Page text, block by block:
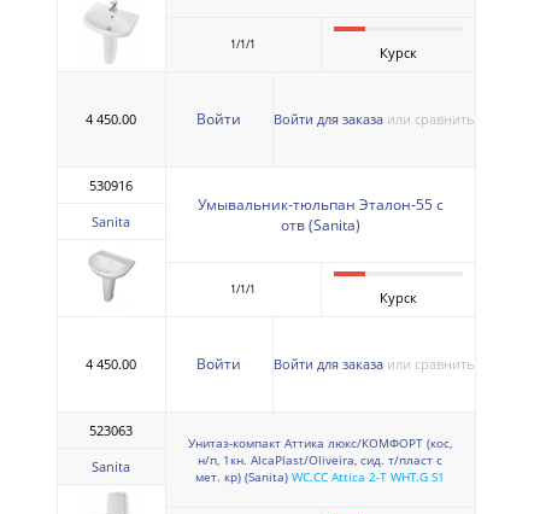
1/1/1 Курск
4 450.00 Войти Войти для заказа или сравнить
530916
Sanita
Умывальник-тюльпан Эталон-55 с
отв (Sanita)
1/1/1 Курск
4 450.00 Войти Войти для заказа или сравнить
523063
Sanita
Унитаз-компакт Аттика люкс/КОМФОРТ (кос,
н/п, 1кн. AlcaPlast/Oliveira, сид. т/пласт с
мет. кр) (Sanita) WC.CC Attica 2-T WHT.G S1